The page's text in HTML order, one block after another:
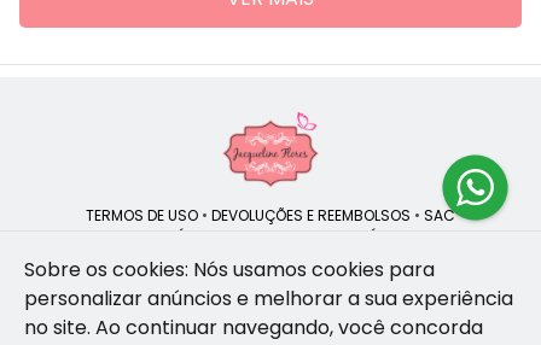
TERMOS DE USO • DEVOLUÇÕES E REEMBOLSOS • SAC
POLÍTICA DE PRIVACIDADE POLÍTICA DE COOKIES
Jacqueline Flores | CNPJ: 47.335.418/0001-13
Sobre os cookies: Nós usamos cookies para
personalizar anúncios e melhorar a sua experiência
no site. Ao continuar navegando, você concorda